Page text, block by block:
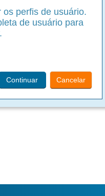
perfis de usuário.
de usuário para
Continuar Cancelar